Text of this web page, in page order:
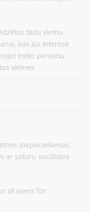
tādu vietņu
kas jūs interesē
trešo personu
vietnes.
(nepieciešamas,
ar saturu sociālajos
all users for